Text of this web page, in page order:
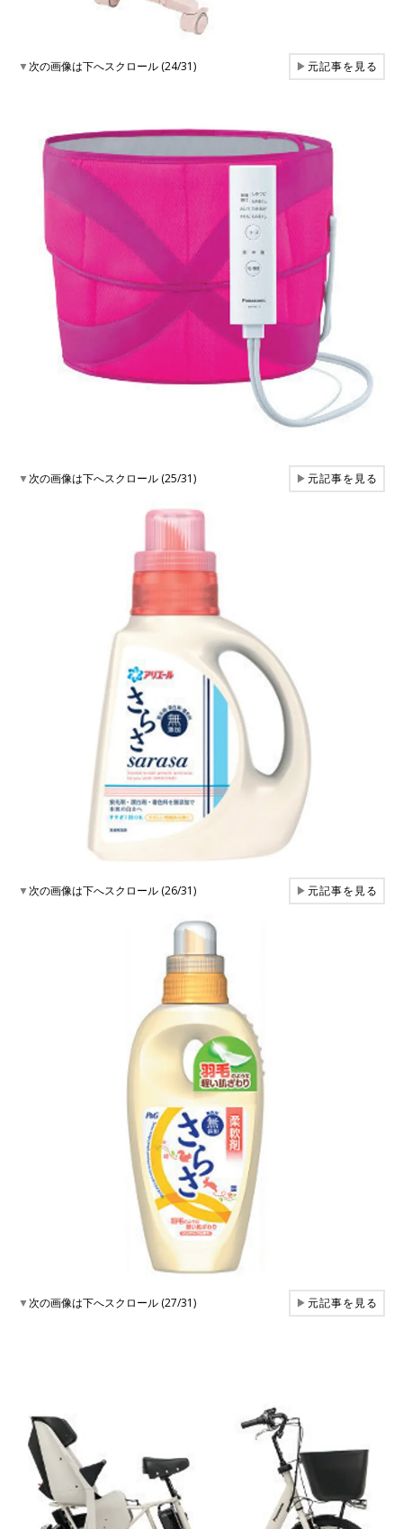
▼次の画像は下へスクロール (24/31) ▶元記事を見る
▼次の画像は下へスクロール (25/31) ▶元記事を見る
▼次の画像は下へスクロール (26/31) ▶元記事を見る
▼次の画像は下へスクロール (27/31) ▶元記事を見る